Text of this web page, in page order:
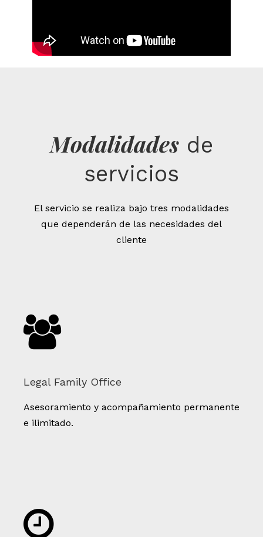
Modalidades de
servicios
El servicio se realiza bajo tres modalidades
que dependerán de las necesidades del
cliente
Legal Family Office
Asesoramiento y acompañamiento permanente
e ilimitado.